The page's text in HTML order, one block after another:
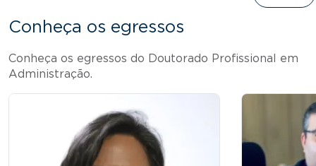
Conheça os egressos
Conheça os egressos do Doutorado Profissional em
Administração.